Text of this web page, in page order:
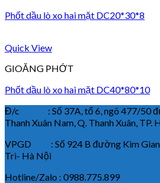
Phốt dầu lò xo hai mặt DC20*30*8
Quick View
GIOĂNG PHỚT
Phốt dầu lò xo hai mặt DC40*80*10
Đ/c : Số 37A, tổ 6, ngõ 477/50
Thanh Xuân Nam, Q. Thanh Xuân, TP.
VPGD : Số 924 B đường Kim
Trì- Hà Nội
Hotline/Zalo : 0988.775.899